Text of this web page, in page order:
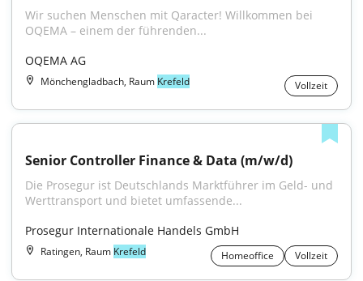
Wir suchen Menschen mit Qaracter! Willkommen bei
OQEMA – einem der führenden...
OQEMA AG
Mönchengladbach, Raum Krefeld Vollzeit
Senior Controller Finance & Data (m/w/d)
Die Prosegur ist Deutschlands Marktführer im Geld- und
Werttransport und bietet umfassende...
Prosegur Internationale Handels GmbH
Ratingen, Raum Krefeld Homeoffice Vollzeit